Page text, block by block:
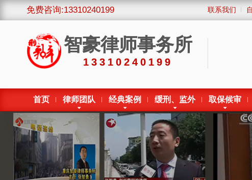
免费咨询:13310240199 联系我们
智豪律师事务所
13310240199
首页 律师团队 经典案例 缓刑、监外 取保候审